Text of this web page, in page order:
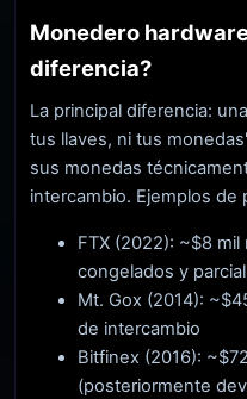
Monedero
diferencia?
La principal diferencia:
tus llaves, ni tus
sus monedas
intercambio. Ejemplos de
FTX (2022): ~$8
congelados y
Mt. Gox (2014):
de intercambio
Bitfinex (2016):
(posteriormente